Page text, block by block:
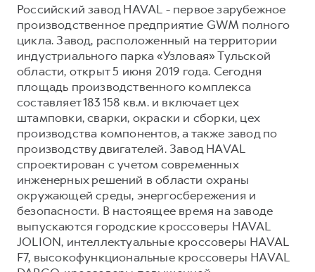
Российский завод HAVAL - первое зарубежное
производственное предприятие GWM полного
цикла. Завод, расположенный на территории
индустриального парка «Узловая» Тульской
области, открыт 5 июня 2019 года. Сегодня
площадь производственного комплекса
составляет 183 158 кв.м. и включает цех
штамповки, сварки, окраски и сборки, цех
производства компонентов, а также завод по
производству двигателей. Завод HAVAL
спроектирован с учетом современных
инженерных решений в области охраны
окружающей среды, энергосбережения и
безопасности. В настоящее время на заводе
выпускаются городские кроссоверы HAVAL
JOLION, интеллектуальные кроссоверы HAVAL
F7, высокофункциональные кроссоверы HAVAL